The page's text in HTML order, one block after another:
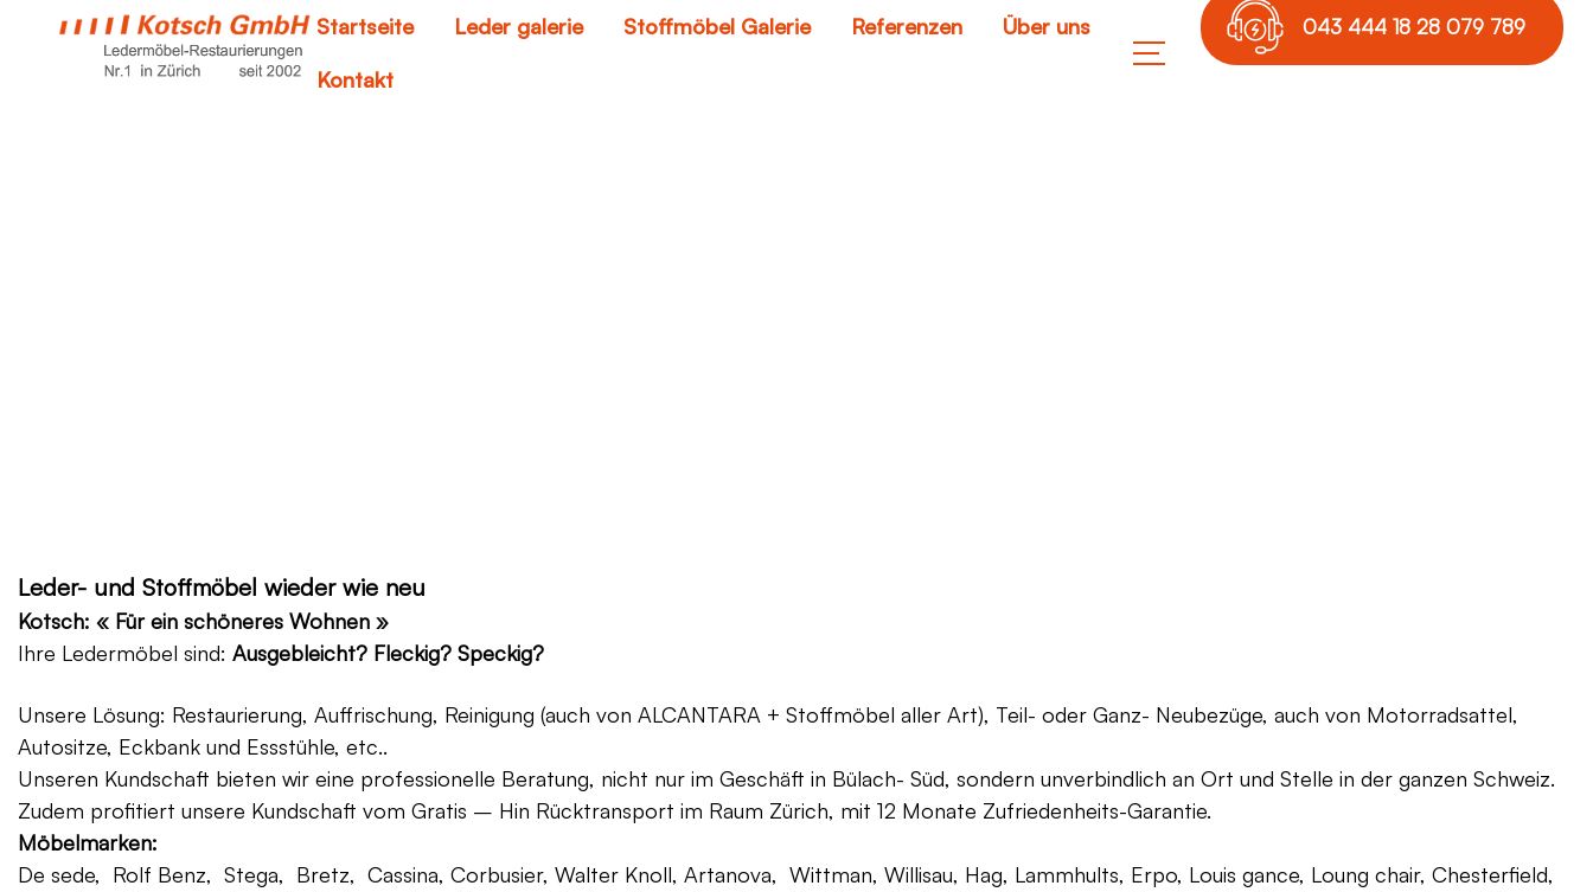
Startseite Leder galerie Stoffmöbel Galerie Referenzen Über uns
Kontakt
043 444 18 28 079 789
Leder- und Stoffmöbel wieder wie neu
Kotsch: « Für ein schöneres Wohnen »
Ihre Ledermöbel sind: Ausgebleicht? Fleckig? Speckig?
Unsere Lösung: Restaurierung, Auffrischung, Reinigung (auch von ALCANTARA + Stoffmöbel aller Art), Teil- oder Ganz- Neubezüge, auch von Motorradsattel,
Autositze, Eckbank und Essstühle, etc..
Unseren Kundschaft bieten wir eine professionelle Beratung, nicht nur im Geschäft in Bülach- Süd, sondern unverbindlich an Ort und Stelle in der ganzen Schweiz.
Zudem profitiert unsere Kundschaft vom Gratis – Hin Rücktransport im Raum Zürich, mit 12 Monate Zufriedenheits-Garantie.
Möbelmarken:
De sede, Rolf Benz, Stega, Bretz, Cassina, Corbusier, Walter Knoll, Artanova, Wittman, Willisau, Hag, Lammhults, Erpo, Louis gance, Loung chair, Chesterfield,